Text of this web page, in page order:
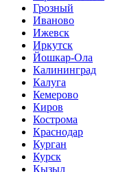
Грозный
Иваново
Ижевск
Иркутск
Йошкар-Ола
Калининград
Калуга
Кемерово
Киров
Кострома
Краснодар
Курган
Курск
Кызыл